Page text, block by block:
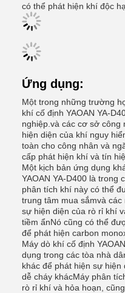
có thể phát hiện khí độc
Ứng dụng:
Một trong những trường
khí cố định YAOAN YA-
nghiệp.và các cơ sở công
hiện diện của khí nguy
toàn cho công nhân và
cấp phát hiện khí và tín
Một kịch bản ứng dụng
YAOAN YA-D400 là trong
phân tích khí này có thể
trung tâm mua sắmvà
sự hiện diện của rò rỉ khí
tiềm ẩnNó cũng có thể
để phát hiện carbon
Máy dò khí cố định
dụng trong các tòa nhà
khác để phát hiện sự
dễ cháy khácMáy phân
rò rỉ khí và hỏa hoạn,